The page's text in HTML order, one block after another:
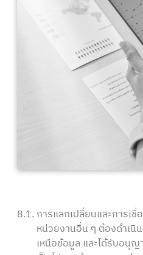
8.1. การแลกเปลี่ยนและการเ
หน่วยงานอื่น ๆ ต้องดำเนิ
เหนือข้อมูล และได้รับอนุ